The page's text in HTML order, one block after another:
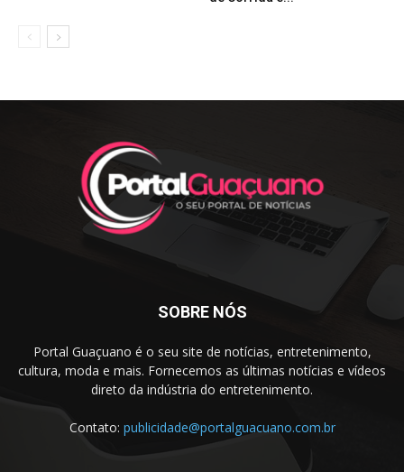
SOBRE NÓS
Portal Guaçuano é o seu site de notícias, entretenimento,
cultura, moda e mais. Fornecemos as últimas notícias e vídeos
direto da indústria do entretenimento.
Contato: publicidade@portalguacuano.com.br